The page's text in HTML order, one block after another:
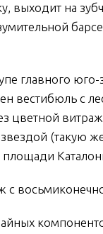
выходит на
главного юго-
вестибюль с
цветной витраж
(такую
площади